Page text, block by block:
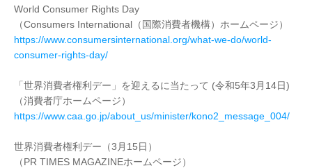
World Consumer Rights Day
（Consumers International（国際消費者機構）ホームページ）
https://www.consumersinternational.org/what-we-do/world-
consumer-rights-day/
「世界消費者権利デー」を迎えるに当たって (令和5年3月14日)
（消費者庁ホームページ）
https://www.caa.go.jp/about_us/minister/kono2_message_004/
世界消費者権利デー（3月15日）
（PR TIMES MAGAZINEホームページ）